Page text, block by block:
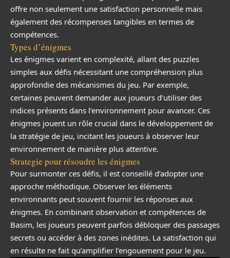
offre non seulement une satisfaction personnelle mais
également des récompenses tangibles en termes de
compétences.
Types d’énigmes
Les énigmes varient en complexité, allant des puzzles
simples aux défis nécessitant une compréhension plus
approfondie des mécanismes du jeu. Par exemple,
certaines peuvent demander aux joueurs d’utiliser des
indices présents dans l’environnement pour avancer. Ces
énigmes jouent un rôle crucial dans le développement de
la stratégie de jeu, incitant les joueurs à observer leur
environnement de manière plus attentive.
Strategie pour résoudre les énigmes
Pour surmonter ces défis, il est conseillé d’adopter une
approche méthodique. Observer les éléments
environnants peut souvent fournir les réponses aux
énigmes. En combinant observation et compétences de
Basim, les joueurs peuvent parfois débloquer des passages
secrets ou accéder à des zones inédites. La satisfaction qui
en résulte ne fait qu’amplifier l’engouement pour le jeu.